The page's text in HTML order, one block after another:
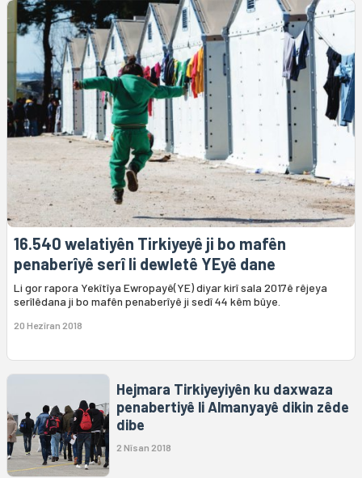
16.540 welatiyên Tirkiyeyê ji bo mafên
penaberîyê serî li dewletê YEyê dane
Li gor rapora Yekîtîya Ewropayê(YE) diyar kirî sala 2017ê rêjeya
serîlêdana ji bo mafên penaberîyê ji sedî 44 kêm bûye.
20 Hezîran 2018
Hejmara Tirkiyeyiyên ku daxwaza
penabertiyê li Almanyayê dikin zêde
dibe
2 Nîsan 2018